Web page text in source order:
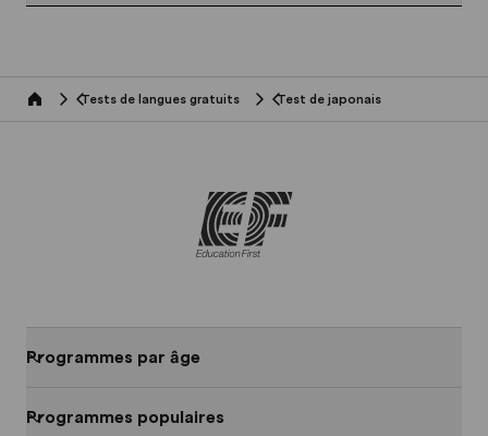
Home Tests de langues gratuits Test de japonais
Programmes par âge
Programmes populaires